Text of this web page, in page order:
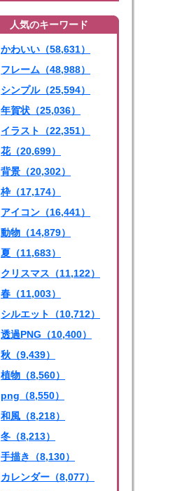
人気のキーワード
かわいい（58,631）
フレーム（48,988）
シンプル（25,594）
年賀状（25,036）
イラスト（22,351）
花（20,699）
背景（20,302）
枠（17,174）
アイコン（16,441）
動物（14,879）
夏（11,683）
クリスマス（11,122）
春（11,003）
シルエット（10,712）
透過PNG（10,400）
秋（9,439）
植物（8,560）
png（8,550）
和風（8,218）
冬（8,213）
手描き（8,130）
カレンダー（8,077）